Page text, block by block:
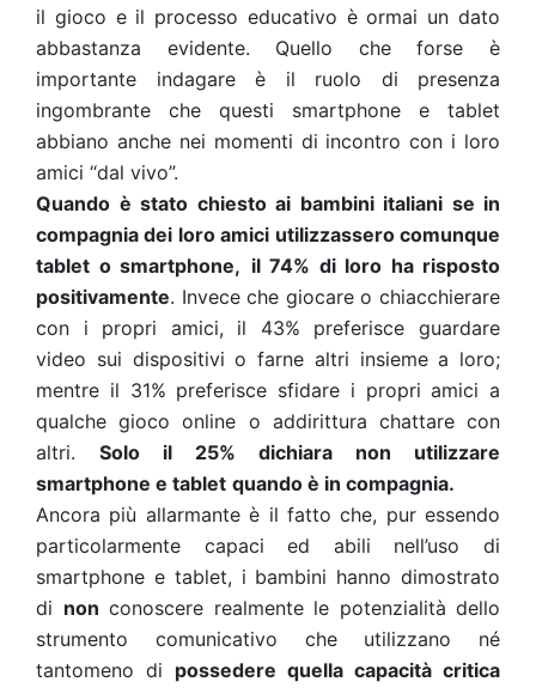
il gioco e il processo educativo è ormai un dato
abbastanza evidente. Quello che forse è
importante indagare è il ruolo di presenza
ingombrante che questi smartphone e tablet
abbiano anche nei momenti di incontro con i loro
amici “dal vivo”.
Quando è stato chiesto ai bambini italiani se in
compagnia dei loro amici utilizzassero comunque
tablet o smartphone, il 74% di loro ha risposto
positivamente. Invece che giocare o chiacchierare
con i propri amici, il 43% preferisce guardare
video sui dispositivi o farne altri insieme a loro;
mentre il 31% preferisce sfidare i propri amici a
qualche gioco online o addirittura chattare con
altri. Solo il 25% dichiara non utilizzare
smartphone e tablet quando è in compagnia.
Ancora più allarmante è il fatto che, pur essendo
particolarmente capaci ed abili nell’uso di
smartphone e tablet, i bambini hanno dimostrato
di non conoscere realmente le potenzialità dello
strumento comunicativo che utilizzano né
tantomeno di possedere quella capacità critica